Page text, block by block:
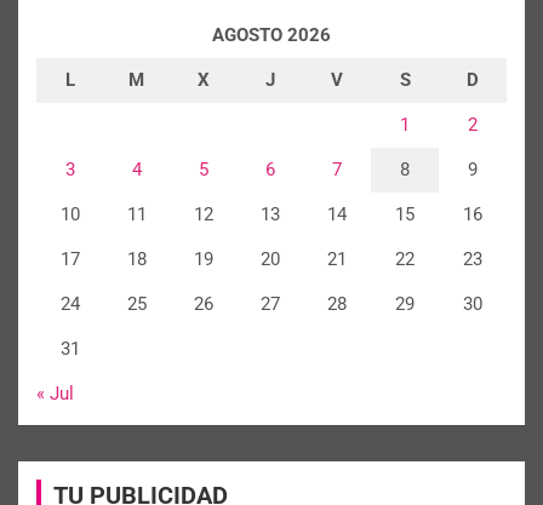
AGOSTO 2026
L M X J V S D
1 2
3 4 5 6 7 8 9
10 11 12 13 14 15 16
17 18 19 20 21 22 23
24 25 26 27 28 29 30
31
« Jul
TU PUBLICIDAD